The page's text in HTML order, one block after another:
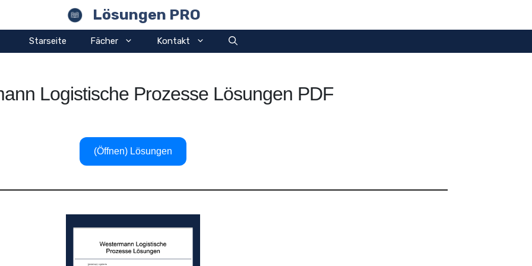
Lösungen PRO
Starseite Fächer Kontakt
Logistische Prozesse Lösungen PDF
(Öffnen) Lösungen